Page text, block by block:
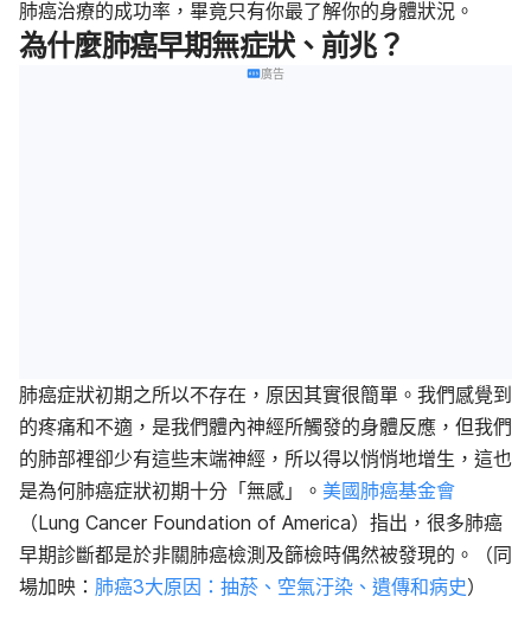
肺癌治療的成功率，畢竟只有你最了解你的身體狀況。
為什麼肺癌早期無症狀、前兆？
廣告
肺癌症狀初期之所以不存在，原因其實很簡單。 我們感覺到
的疼痛和不適，是我們體內神經所觸發的身體反應，但我們
的肺部裡卻少有這些末端神經，所以得以悄悄地增生，這也
是為何肺癌症狀初期十分「無感」。 美國肺癌基金會
（Lung Cancer Foundation of America）指出，很多肺癌
早期診斷都是於非關肺癌檢測及篩檢時偶然被發現的。（同
場加映： 肺癌3大原因：抽菸、空氣汙染、遺傳和病史）